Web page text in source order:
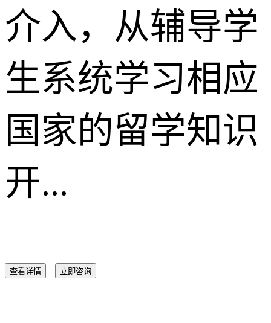
介入，从辅导学
生系统学习相应
国家的留学知识
开...
查看详情 立即咨询